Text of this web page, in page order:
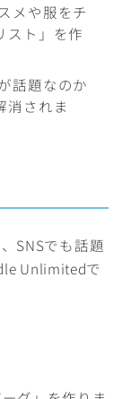
メや服をチ
スト」を作
話題なのか
消されま
SNSでも話題
Unlimitedで